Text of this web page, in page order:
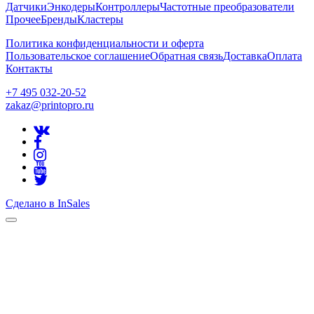
ДатчикиЭнкодерыКонтроллерыЧастотные преобразователи
ПрочееБрендыКластеры
Политика конфиденциальности и оферта
Пользовательское соглашениеОбратная связьДоставкаОплата
Контакты
+7 495 032-20-52
zakaz@printopro.ru
Сделано в InSales